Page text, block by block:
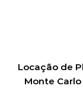
Locação de
Monte